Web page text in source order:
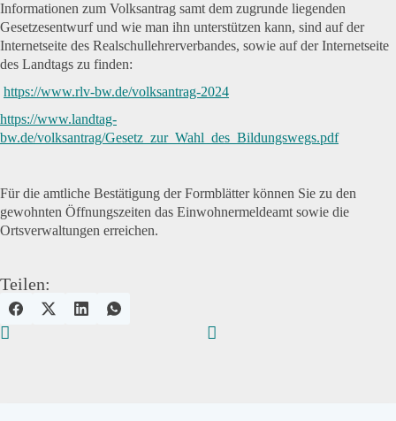
Informationen zum Volksantrag samt dem zugrunde liegenden
Gesetzesentwurf und wie man ihn unterstützen kann, sind auf der
Internetseite des Realschullehrerverbandes, sowie auf der Internetseite
des Landtags zu finden:
https://www.rlv-bw.de/volksantrag-2024
https://www.landtag-
bw.de/volksantrag/Gesetz_zur_Wahl_des_Bildungswegs.pdf
Für die amtliche Bestätigung der Formblätter können Sie zu den
gewohnten Öffnungszeiten das Einwohnermeldeamt sowie die
Ortsverwaltungen erreichen.
Teilen: